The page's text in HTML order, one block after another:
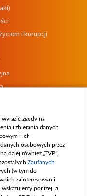
i korupcji
wyrazić zgody na
i zbierania danych,
i ich
osobowych przez
dalej również „TVP”),
Zaufanych
(w tym do
zainteresowań i
poniżej, a